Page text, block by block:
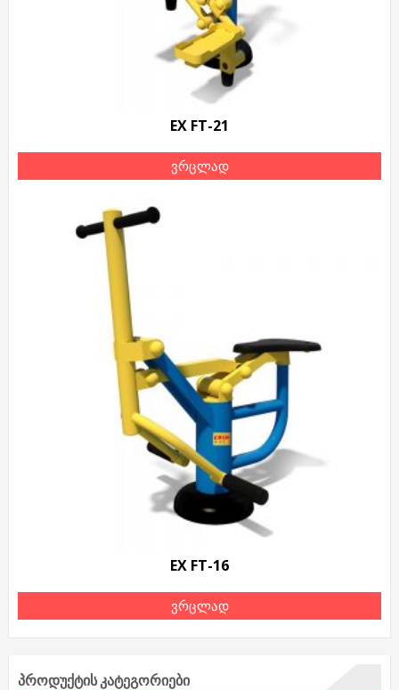
EX FT-21
ვრცლად
EX FT-16
ვრცლად
ᲞᲠᲝᲓᲣᲥᲢᲘᲡ ᲙᲐᲢᲔᲒᲝᲠᲘᲔᲑᲘ